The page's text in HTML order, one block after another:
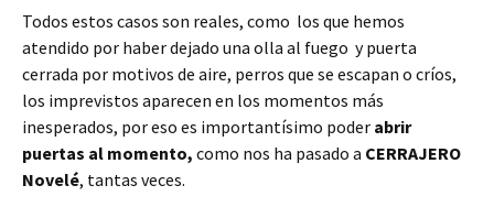
Todos estos casos son reales, como los que hemos
atendido por haber dejado una olla al fuego y puerta
cerrada por motivos de aire, perros que se escapan o críos,
los imprevistos aparecen en los momentos más
inesperados, por eso es importantísimo poder abrir
puertas al momento, como nos ha pasado a CERRAJERO
Novelé, tantas veces.